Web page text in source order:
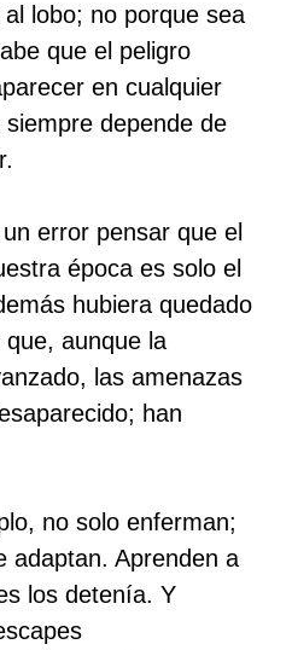
lobo; no porque sea
que el peligro
en cualquier
depende de
error pensar que el
época es solo el
hubiera quedado
aunque la
las amenazas
han
no solo enferman;
adaptan. Aprenden a
los detenía. Y